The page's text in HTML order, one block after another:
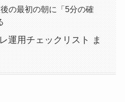
の最初の朝に「5分の確
運用チェックリスト ま